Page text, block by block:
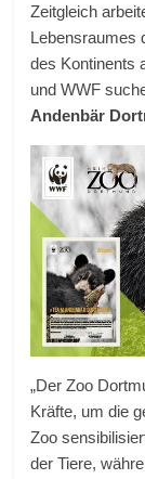
Zeitgleich
Lebensraumes
des Kontinents
und WWF
Andenbär
„Der Zoo
Kräfte, um die
Zoo
der Tiere,